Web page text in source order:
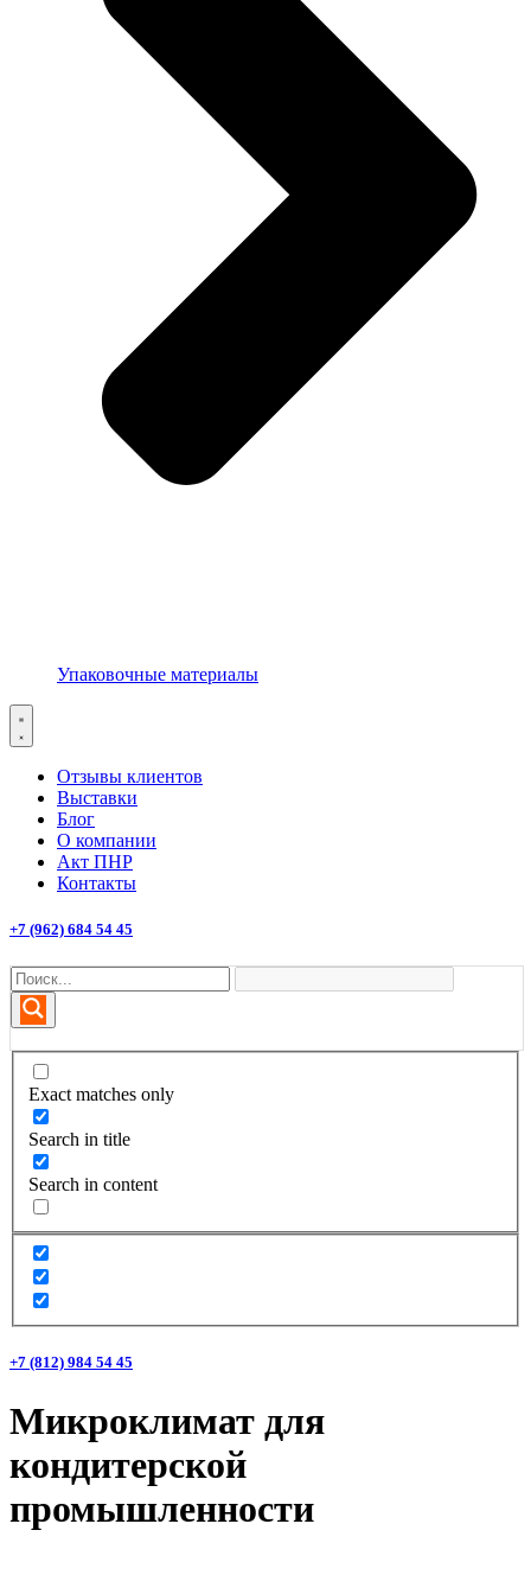
Упаковочные материалы
Отзывы клиентов
Выставки
Блог
О компании
Акт ПНР
Контакты
+7 (962) 684 54 45
Exact matches only
Search in title
Search in content
+7 (812) 984 54 45
Микроклимат для
кондитерской
промышленности